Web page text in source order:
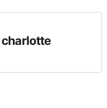
charlotte